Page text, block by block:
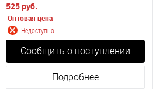
525 руб.
Оптовая цена
Недоступно
Сообщить о поступлении
Подробнее